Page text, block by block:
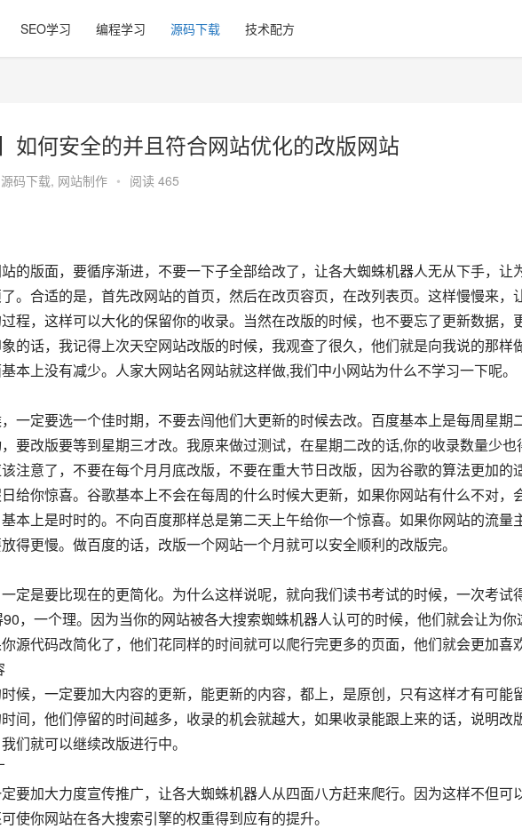
SEO学习 编程学习 源码下载 技术配方
如何安全的并且符合网站优化的改版网站
源码下载, 网站制作 • 阅读 465
版面，要循序渐进，不要一下子全部给改了，让各大蜘蛛机器人无从下手，让
。合适的是，首先改网站的首页，然后在改页容页，在改列表页。这样慢慢来，
程，这样可以大化的保留你的收录。当然在改版的时候，也不要忘了更新数据，
的话，我记得上次天空网站改版的时候，我观查了很久，他们就是向我说的那样
本上没有减少。人家大网站名网站就这样做,我们中小网站为什么不学习一下呢。
定要选一个佳时期，不要去闯他们大更新的时候去改。百度基本上是每周星期
要改版要等到星期三才改。我原来做过测试，在星期二改的话,你的收录数量少也
注意了，不要在每个月月底改版，不要在重大节日改版，因为谷歌的算法更加的
给你惊喜。谷歌基本上不会在每周的什么时候大更新，如果你网站有什么不对，
本上是时时的。不向百度那样总是第二天上午给你一个惊喜。如果你网站的流量
得更慢。做百度的话，改版一个网站一个月就可以安全顺利的改版完。
是要比现在的更简化。为什么这样说呢，就向我们读书考试的时候，一次考试
，一个理。因为当你的网站被各大搜索蜘蛛机器人认可的时候，他们就会让为你
源代码改简化了，他们花同样的时间就可以爬行完更多的页面，他们就会更加喜
，一定要加大内容的更新，能更新的内容，都上，是原创，只有这样才有可能
间，他们停留的时间越多，收录的机会就越大，如果收录能跟上来的话，说明改
们就可以继续改版进行中。
加大力度宣传推广，让各大蜘蛛机器人从四面八方赶来爬行。因为这样不但可
使你网站在各大搜索引擎的权重得到应有的提升。